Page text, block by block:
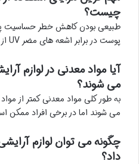
چیست؟
طبیعی بودن کاهش خطر حساسیت
پوست در برابر اشعه های مضر UV از مزایای اصلی هستند.
آیا مواد معدنی در لوازم
می شوند؟
به طور کلی مواد معدنی کمتر از
می شوند اما در برخی افراد
چگونه می توان لوازم
داد؟